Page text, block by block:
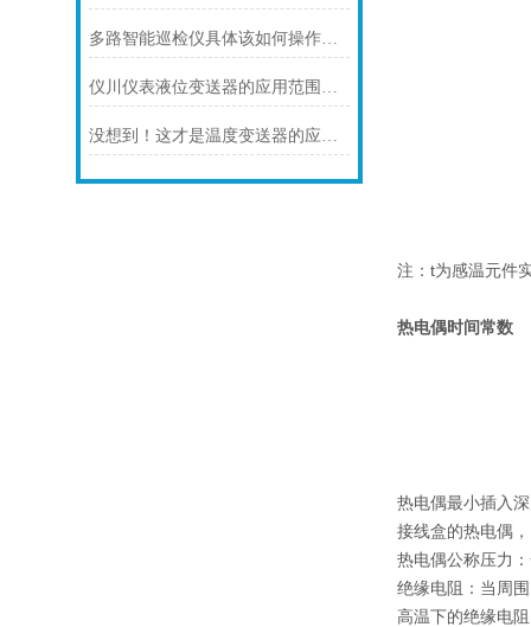
多路智能巡检仪具体该如何操作呢？
仪川仪表液位变送器的应用范围涵盖了多个行业和领域
没想到！这才是温度变送器的应用特点！
注：t为感温元件
热电偶时间常数
热电偶最小插入
接线盒的热电偶
热电偶公称压力
绝缘电阻：当周
高温下的绝缘电